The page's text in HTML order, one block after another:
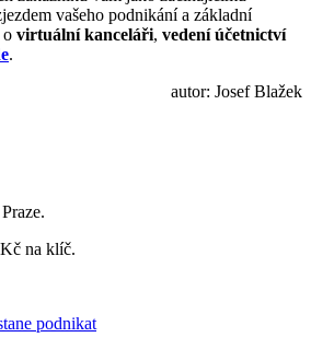
vašeho podnikání a základní
o virtuální kanceláři, vedení účetnictví
.
autor: Josef Blažek
na klíč.
podnikat